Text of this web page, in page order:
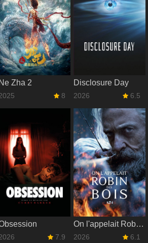
Ne Zha 2
8
Disclosure Day
2026 6.5
7.9
On l'appelait Robin des Bois
2026 6.1